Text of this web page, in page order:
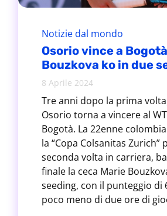
Notizie dal mondo
Osorio vince a
Bouzkova ko in due
8 Aprile 2024
Tre anni dopo la prima
Osorio torna a vincere al
Bogotà. La 22enne
la “Copa Colsanitas Zurich”
seconda volta in carriera,
finale la ceca Marie
seeding, con il punteggio di
poco meno di due ore di